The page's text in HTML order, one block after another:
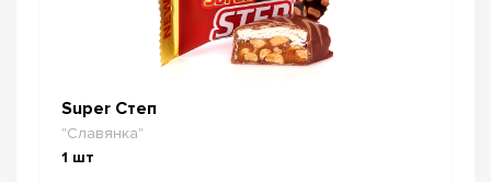
Super Степ
"Славянка"
1 шт